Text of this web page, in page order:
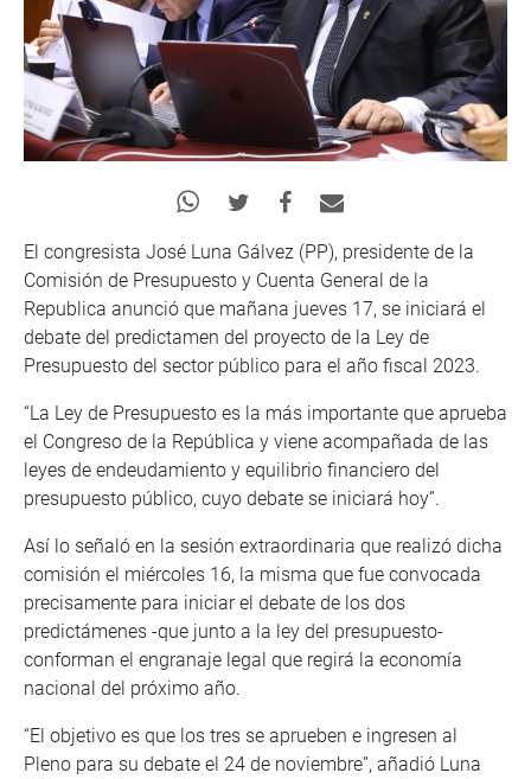
El congresista José Luna Gálvez (PP), presidente de la
Comisión de Presupuesto y Cuenta General de la
Republica anunció que mañana jueves 17, se iniciará el
debate del predictamen del proyecto de la Ley de
Presupuesto del sector público para el año fiscal 2023.
“La Ley de Presupuesto es la más importante que aprueba
el Congreso de la República y viene acompañada de las
leyes de endeudamiento y equilibrio financiero del
presupuesto público, cuyo debate se iniciará hoy”.
Así lo señaló en la sesión extraordinaria que realizó dicha
comisión el miércoles 16, la misma que fue convocada
precisamente para iniciar el debate de los dos
predictámenes -que junto a la ley del presupuesto-
conforman el engranaje legal que regirá la economía
nacional del próximo año.
“El objetivo es que los tres se aprueben e ingresen al
Pleno para su debate el 24 de noviembre”, añadió Luna